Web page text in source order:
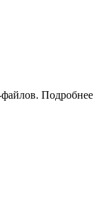
Подробнее